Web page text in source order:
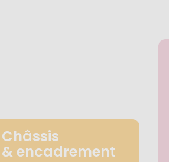
Châssis
& encadrement